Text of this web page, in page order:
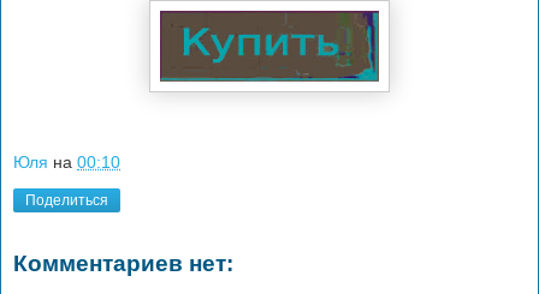
Юля на 00:10
Поделиться
Комментариев нет: